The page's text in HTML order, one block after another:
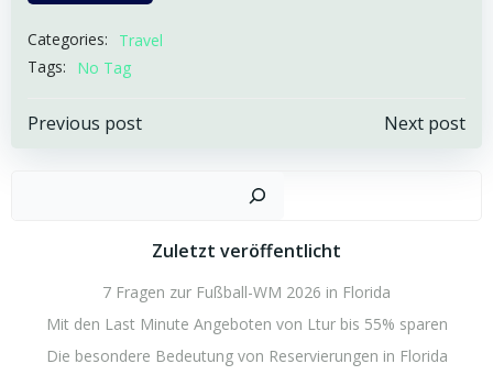
Categories:
Travel
Tags:
No Tag
Post
Previous post
navigation
Next post
Zuletzt veröffentlicht
7 Fragen zur Fußball-WM 2026 in Florida
Mit den Last Minute Angeboten von Ltur bis 55% sparen
Die besondere Bedeutung von Reservierungen in Florida